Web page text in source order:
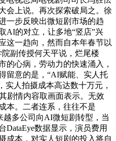
会上说。再次探索破局之。徐
一步反映出微短剧市场的趋
AI的对立，让多地“竖店”兴
这一趋向，然而自本年春节以
副传授何天平说，烂尾楼
的心病，劳动力的快速涌入，
留意的是，“AI赋能、实人托
实人拍摄成本高达数十万元，
剧情内容取画面表示。无效
本。二者连系，往往不是
越多公司向AI微短剧转型，当
DataEye数据显示，演员费用
成本，对实人短剧的投入将自